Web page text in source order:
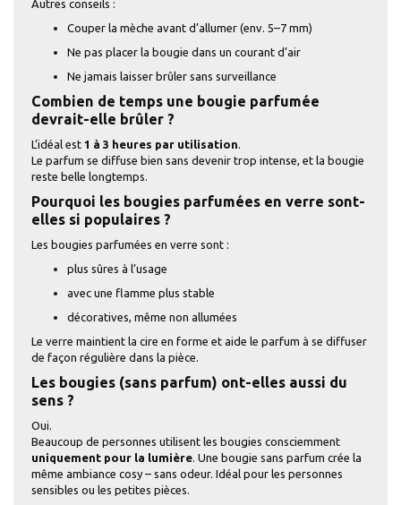
Autres conseils :
Couper la mèche avant d’allumer (env. 5–7 mm)
Ne pas placer la bougie dans un courant d’air
Ne jamais laisser brûler sans surveillance
Combien de temps une bougie parfumée
devrait-elle brûler ?
L’idéal est 1 à 3 heures par utilisation.
Le parfum se diffuse bien sans devenir trop intense, et la bougie
reste belle longtemps.
Pourquoi les bougies parfumées en verre sont-
elles si populaires ?
Les bougies parfumées en verre sont :
plus sûres à l’usage
avec une flamme plus stable
décoratives, même non allumées
Le verre maintient la cire en forme et aide le parfum à se diffuser
de façon régulière dans la pièce.
Les bougies (sans parfum) ont-elles aussi du
sens ?
Oui.
Beaucoup de personnes utilisent les bougies consciemment
uniquement pour la lumière. Une bougie sans parfum crée la
même ambiance cosy – sans odeur. Idéal pour les personnes
sensibles ou les petites pièces.